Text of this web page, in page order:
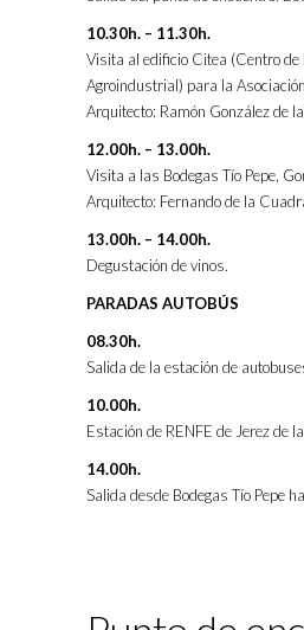
10.30h. – 11.30h.
Visita al edificio Citea (Centro de
Agroindustrial) para la
Arquitecto: Ramón González de
12.00h. – 13.00h.
Visita a las Bodegas Tío Pepe,
Arquitecto: Fernando de la
13.00h. – 14.00h.
Degustación de vinos.
PARADAS AUTOBÚS
08.30h.
Salida de la estación de
10.00h.
Estación de RENFE de Jerez de
14.00h.
Salida desde Bodegas Tío Pepe